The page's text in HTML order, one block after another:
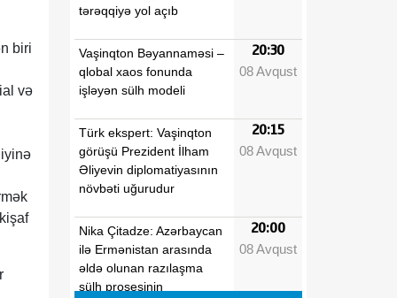
biri
və
tərəqqiyə yol açıb
Vaşinqton Bəyannaməsi –
qlobal xaos fonunda
işləyən sülh modeli
20:30
08 Avqust
Türk ekspert: Vaşinqton
görüşü Prezident İlham
Əliyevin diplomatiyasının
növbəti uğurudur
20:15
08 Avqust
Nika Çitadze: Azərbaycan
ilə Ermənistan arasında
əldə olunan razılaşma
sülh prosesinin
20:00
08 Avqust